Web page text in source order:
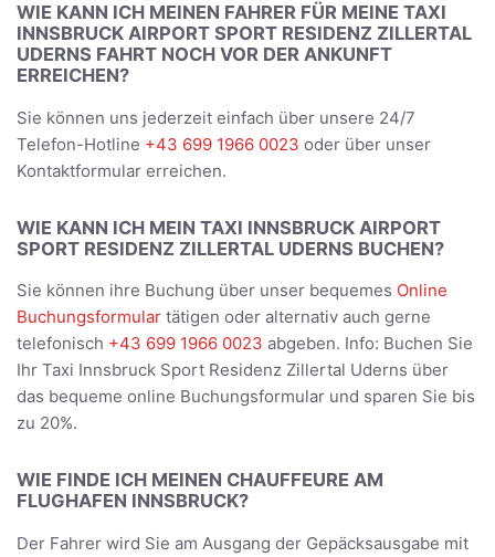
WIE KANN ICH MEINEN FAHRER FÜR MEINE TAXI
INNSBRUCK AIRPORT SPORT RESIDENZ ZILLERTAL
UDERNS FAHRT NOCH VOR DER ANKUNFT
ERREICHEN?
Sie können uns jederzeit einfach über unsere 24/7
Telefon-Hotline +43 699 1966 0023 oder über unser
Kontaktformular erreichen.
WIE KANN ICH MEIN TAXI INNSBRUCK AIRPORT
SPORT RESIDENZ ZILLERTAL UDERNS BUCHEN?
Sie können ihre Buchung über unser bequemes Online
Buchungsformular tätigen oder alternativ auch gerne
telefonisch +43 699 1966 0023 abgeben. Info: Buchen Sie
Ihr Taxi Innsbruck Sport Residenz Zillertal Uderns über
das bequeme online Buchungsformular und sparen Sie bis
zu 20%.
WIE FINDE ICH MEINEN CHAUFFEURE AM
FLUGHAFEN INNSBRUCK?
Der Fahrer wird Sie am Ausgang der Gepäcksausgabe mit